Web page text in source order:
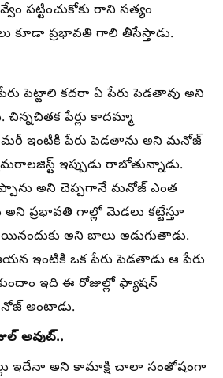
పట్టించుకోకు రాని సత్యం
కూడా ప్రభావతి గాలి తీసేస్తాడు.
పెట్టాలి కదరా ఏ పేరు పెడతావు అని
చిన్నచితక పేర్లు కాదమ్మా
ఇంటికి పేరు పెడతాను అని మనోజ్
ఇప్పుడు రాబోతున్నాడు.
అని చెప్పగానే మనోజ్ ఎంత
ప్రభావతి గాల్లో మెడలు కట్టేస్తూ
అని బాలు అడుగుతాడు.
ఇంటికి ఒక పేరు పెడతాడు ఆ పేరు
ఇది ఈ రోజుల్లో ఫ్యాషన్
అంటాడు.
అవుట్..
ఇదేనా అని కామాక్షి చాలా సంతోషంగా